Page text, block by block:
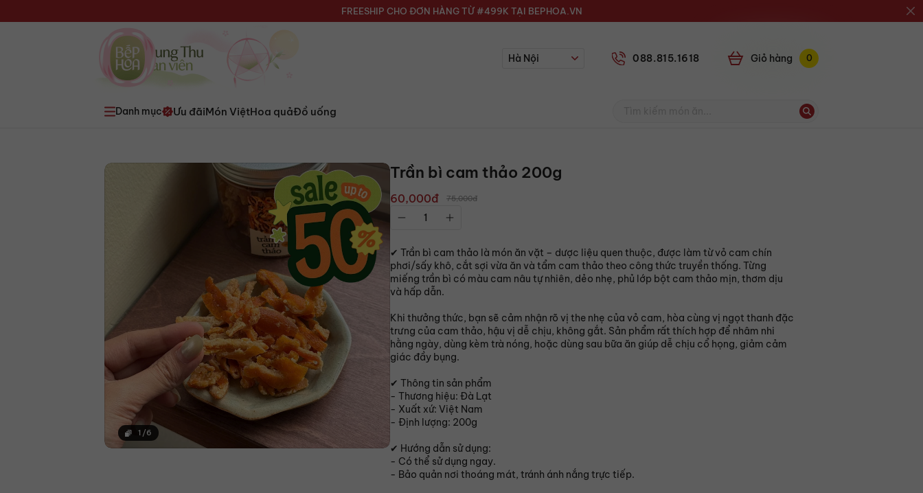
FREESHIP CHO ĐƠN HÀNG TỪ #499K TẠI BEPHOA.VN
Hà Nội 088.815.1618 Giỏ 0
Danh mục Ưu đãiMón ViệtHoa quảĐồ uống
1 /6
Trần bì cam thảo 200g
60,000đ 75,000đ
✔ Trần bì cam thảo là món ăn vặt – dược liệu quen thuộc, được làm từ vỏ cam chín
phơi/sấy khô, cắt sợi vừa ăn và tẩm cam thảo theo công thức truyền thống. Từng
miếng trần bì có màu cam nâu tự nhiên, dẻo nhẹ, phủ lớp bột cam thảo mịn, thơm dịu
và hấp dẫn.
Khi thưởng thức, bạn sẽ cảm nhận rõ vị the nhẹ của vỏ cam, hòa cùng vị ngọt thanh đặc
trưng của cam thảo, hậu vị dễ chịu, không gắt. Sản phẩm rất thích hợp để nhâm nhi
hằng ngày, dùng kèm trà nóng, hoặc dùng sau bữa ăn giúp dễ chịu cổ họng, giảm cảm
giác đầy bụng.
✔ Thông tin sản phẩm
- Thương hiệu: Đà Lạt
- Xuất xứ: Việt Nam
- Định lượng: 200g
✔ Hướng dẫn sử dụng:
- Có thể sử dụng ngay.
- Bảo quản nơi thoáng mát, tránh ánh nắng trực tiếp.